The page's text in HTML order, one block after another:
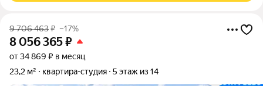
9 706 463₽ –17%
8 056 365₽
от 34 869 ₽ в месяц
23,2 м²
квартира-студия 5 этаж из 14